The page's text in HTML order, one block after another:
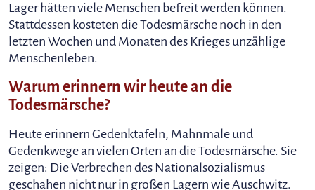
Lager hätten viele Menschen befreit werden können.
Stattdessen kosteten die Todesmärsche noch in den
letzten Wochen und Monaten des Krieges unzählige
Menschenleben.
Warum erinnern wir heute an die
Todesmärsche?
Heute erinnern Gedenktafeln, Mahnmale und
Gedenkwege an vielen Orten an die Todesmärsche. Sie
zeigen: Die Verbrechen des Nationalsozialismus
geschahen nicht nur in großen Lagern wie Auschwitz.